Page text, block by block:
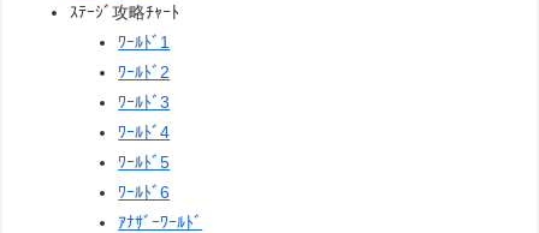
ｽﾃｰｼﾞ攻略ﾁｬｰﾄ
ﾜｰﾙﾄﾞ1
ﾜｰﾙﾄﾞ2
ﾜｰﾙﾄﾞ3
ﾜｰﾙﾄﾞ4
ﾜｰﾙﾄﾞ5
ﾜｰﾙﾄﾞ6
ｱﾅｻﾞｰﾜｰﾙﾄﾞ